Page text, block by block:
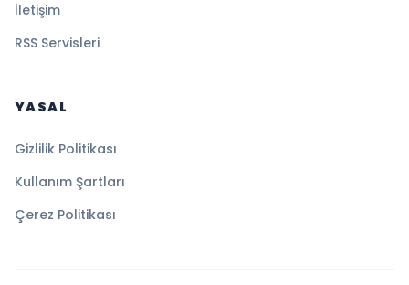
İletişim
RSS Servisleri
YASAL
Gizlilik Politikası
Kullanım Şartları
Çerez Politikası